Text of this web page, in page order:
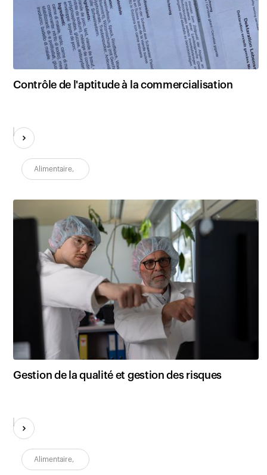
Contrôle de l'aptitude à la commercialisation
Alimentaire,
Gestion de la qualité et gestion des risques
Alimentaire,